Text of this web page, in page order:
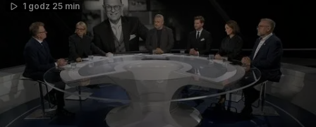
1 godz 25 min